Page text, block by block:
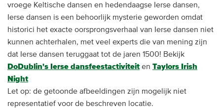
vroege Keltische dansen en hedendaagse Ierse dansen,
Ierse dansen is een behoorlijk mysterie geworden omdat
historici het exacte oorsprongsverhaal van Ierse dansen niet
kunnen achterhalen, met veel experts die van mening zijn
dat Ierse dansen teruggaat tot de jaren 1500! Bekijk
DoDublin's Ierse dansfeestactiviteit en Taylors Irish
Night
Let op: de getoonde afbeeldingen zijn mogelijk niet
representatief voor de beschreven locatie.